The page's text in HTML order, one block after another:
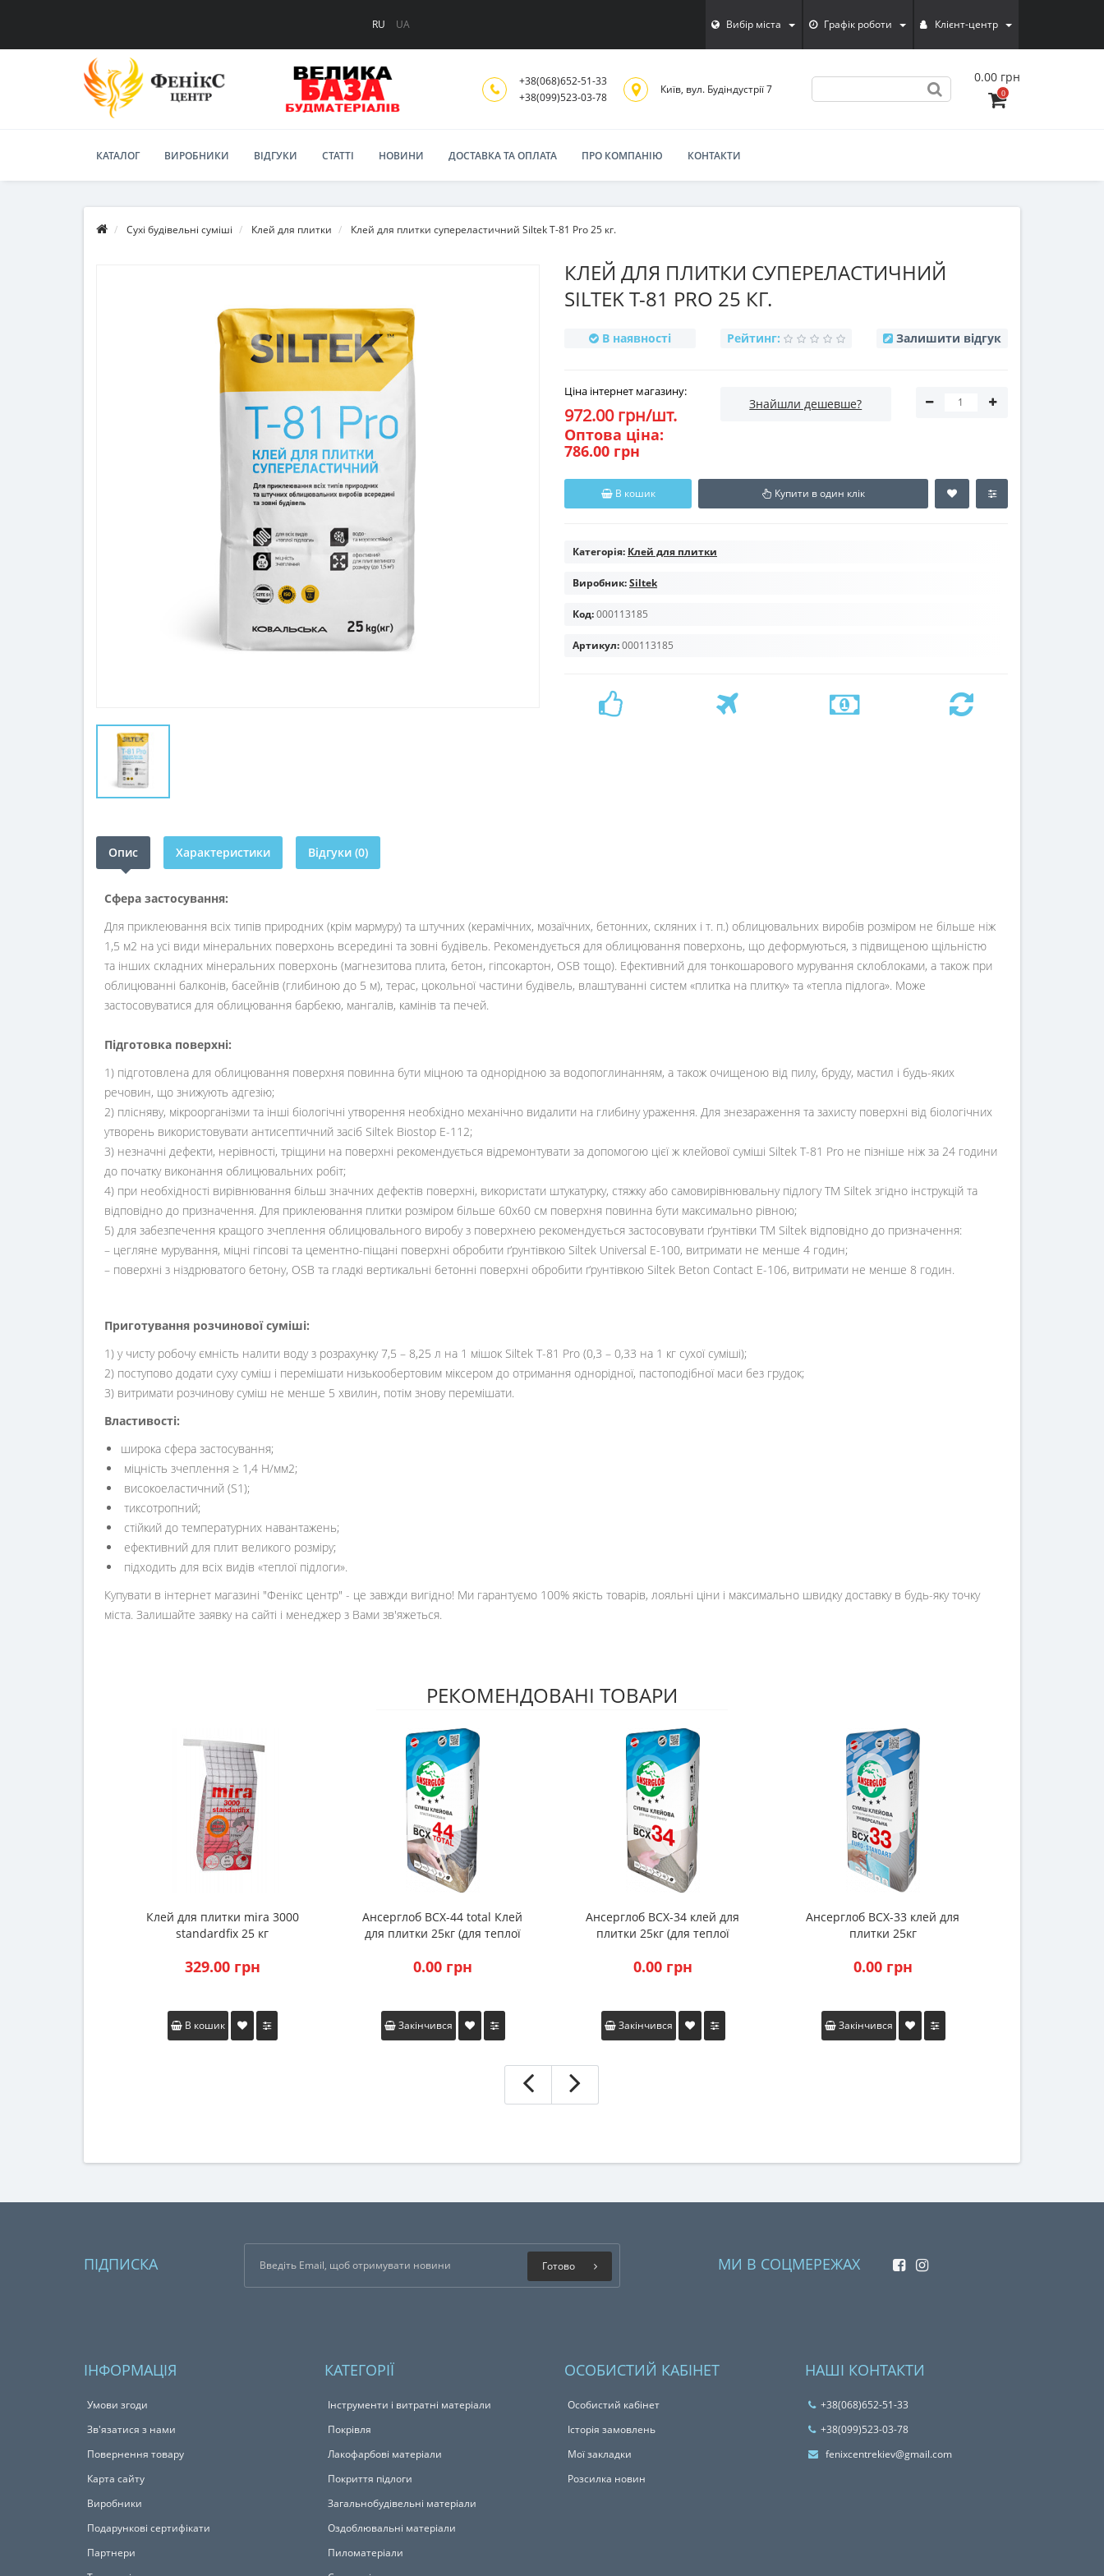
RU UA Вибiр мiста Графік роботи Клієнт-центр
+38(068)652-51-33
‎+38(099)523-03-78
Київ, вул. Будіндустрії 7
0.00 грн
0
КАТАЛОГ ВИРОБНИКИ ВІДГУКИ СТАТТІ НОВИНИ ДОСТАВКА ТА ОПЛАТА ПРО КОМПАНІЮ КОНТАКТИ
Сухі будівельні суміші Клей для плитки Клей для плитки супереластичний Siltek T-81 Pro 25 кг.
КЛЕЙ ДЛЯ ПЛИТКИ СУПЕРЕЛАСТИЧНИЙ
SILTEK T-81 PRO 25 КГ.
В наявності Рейтинг: Залишити відгук
Ціна інтернет магазину:
972.00 грн/шт.
Оптова ціна:
786.00 грн
Знайшли дешевше?
В кошик Купити в один клік
Категорія: Клей для плитки
Виробник:Siltek
Код:000113185
Артикул:000113185
Опис Характеристики Відгуки (0)
Сфера застосування:
Для приклеювання всіх типів природних (крім мармуру) та штучних (керамічних, мозаїчних, бетонних, скляних і т. п.) облицювальних виробів розміром не більше ніж
1,5 м2 на усі види мінеральних поверхонь всередині та зовні будівель. Рекомендується для облицювання поверхонь, що деформуються, з підвищеною щільністю
та інших складних мінеральних поверхонь (магнезитова плита, бетон, гіпсокартон, OSB тощо). Ефективний для тонкошарового мурування склоблоками, а також при
облицюванні балконів, басейнів (глибиною до 5 м), терас, цокольної частини будівель, влаштуванні систем «плитка на плитку» та «тепла підлога». Може
застосовуватися для облицювання барбекю, мангалів, камінів та печей.
Підготовка поверхні:
1) підготовлена для облицювання поверхня повинна бути міцною та однорідною за водопоглинанням, а також очищеною від пилу, бруду, мастил і будь-яких
речовин, що знижують адгезію;
2) плісняву, мікроорганізми та інші біологічні утворення необхідно механічно видалити на глибину ураження. Для знезараження та захисту поверхні від біологічних
утворень використовувати антисептичний засіб Siltek Biostop Е-112;
3) незначні дефекти, нерівності, тріщини на поверхні рекомендується відремонтувати за допомогою цієї ж клейової суміші Siltek T-81 Pro не пізніше ніж за 24 години
до початку виконання облицювальних робіт;
4) при необхідності вирівнювання більш значних дефектів поверхні, використати штукатурку, стяжку або самовирівнювальну підлогу TM Siltek згідно інструкцій та
відповідно до призначення. Для приклеювання плитки розміром більше 60х60 см поверхня повинна бути максимально рівною;
5) для забезпечення кращого зчеплення облицювального виробу з поверхнею рекомендується застосовувати ґрунтівки ТМ Siltek відповідно до призначення:
– цегляне мурування, міцні гіпсові та цементно-піщані поверхні обробити ґрунтівкою Siltek Universal E-100, витримати не менше 4 годин;
– поверхні з ніздрюватого бетону, OSB та гладкі вертикальні бетонні поверхні обробити ґрунтівкою Siltek Beton Сontact Е-106, витримати не менше 8 годин.
Приготування розчинової суміші:
1) у чисту робочу ємність налити воду з розрахунку 7,5 – 8,25 л на 1 мішок Siltek T-81 Pro (0,3 – 0,33 на 1 кг сухої суміші);
2) поступово додати суху суміш і перемішати низькообертовим міксером до отримання однорідної, пастоподібної маси без грудок;
3) витримати розчинову суміш не менше 5 хвилин, потім знову перемішати.
Властивості:
широка сфера застосування;
міцність зчеплення ≥ 1,4 Н/мм2;
високоеластичний (S1);
тиксотропний;
стійкий до температурних навантажень;
ефективний для плит великого розміру;
підходить для всіх видів «теплої підлоги».
Купувати в інтернет магазині "Фенікс центр" - це завжди вигідно! Ми гарантуємо 100% якість товарів, лояльні ціни і максимально швидку доставку в будь-яку точку
міста. Залишайте заявку на сайті і менеджер з Вами зв'яжеться.
РЕКОМЕНДОВАНІ ТОВАРИ
Клей для плитки mira 3000
standardfix 25 кг
329.00 грн
В кошик
Ансерглоб ВСХ-44 total Клей
для плитки 25кг (для теплої
0.00 грн
Закінчився
Ансерглоб ВСХ-34 клей для
плитки 25кг (для теплої
0.00 грн
Закінчився
Ансерглоб ВСХ-33 клей для
плитки 25кг
0.00 грн
Закінчився
ПІДПИСКА Готово МИ В СОЦМЕРЕЖАХ
ІНФОРМАЦІЯ
Умови згоди
Зв'язатися з нами
Повернення товару
Карта сайту
Виробники
Подарункові сертифікати
Партнери
КАТЕГОРІЇ
Інструменти і витратні матеріали
Покрівля
Лакофарбові матеріали
Покриття підлоги
Загальнобудівельні матеріали
Оздоблювальні матеріали
Пиломатеріали
ОСОБИСТИЙ КАБІНЕТ
Особистий кабінет
Історія замовлень
Мої закладки
Розсилка новин
НАШІ КОНТАКТИ
+38(068)652-51-33
‎+38(099)523-03-78
fenixcentrekiev@gmail.com